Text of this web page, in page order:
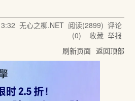
无心之柳.NET阅读(2899) 评论
(0) 收藏 举报
刷新页面 返回顶部